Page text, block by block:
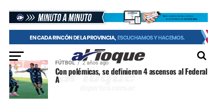
FÚTBOL 2 años ago
Con polémicas, se definieron 4 ascensos al Federal
A